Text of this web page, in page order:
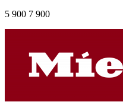
5 900 7 900